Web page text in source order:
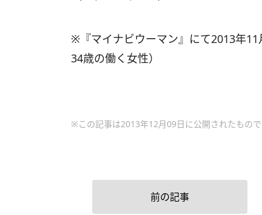
※『マイナビウーマン』にて2013年
34歳の働く女性）
※この記事は2013年12月09日に公開されたもの
前の記事